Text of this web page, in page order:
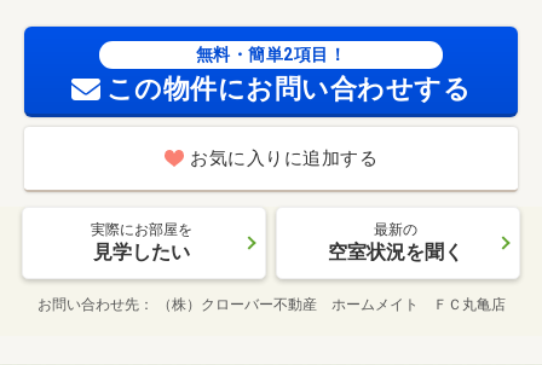
無料・簡単2項目！
この物件にお問い合わせする
お気に入りに追加する
実際にお部屋を
見学したい
最新の
空室状況を聞く
お問い合わせ先 （株）クローバー不動産 ホームメイト ＦＣ丸亀店